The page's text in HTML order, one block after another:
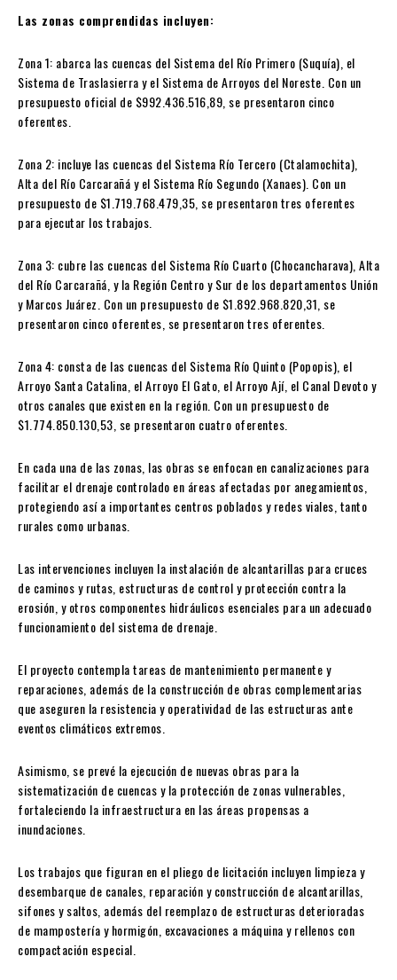
Las zonas comprendidas incluyen:
Zona 1: abarca las cuencas del Sistema del Río Primero (Suquía), el
Sistema de Traslasierra y el Sistema de Arroyos del Noreste. Con un
presupuesto oficial de $992.436.516,89, se presentaron cinco
oferentes.
Zona 2: incluye las cuencas del Sistema Río Tercero (Ctalamochita),
Alta del Río Carcarañá y el Sistema Río Segundo (Xanaes). Con un
presupuesto de $1.719.768.479,35, se presentaron tres oferentes
para ejecutar los trabajos.
Zona 3: cubre las cuencas del Sistema Río Cuarto (Chocancharava), Alta
del Río Carcarañá, y la Región Centro y Sur de los departamentos Unión
y Marcos Juárez. Con un presupuesto de $1.892.968.820,31, se
presentaron cinco oferentes, se presentaron tres oferentes.
Zona 4: consta de las cuencas del Sistema Río Quinto (Popopis), el
Arroyo Santa Catalina, el Arroyo El Gato, el Arroyo Ají, el Canal Devoto y
otros canales que existen en la región. Con un presupuesto de
$1.774.850.130,53, se presentaron cuatro oferentes.
En cada una de las zonas, las obras se enfocan en canalizaciones para
facilitar el drenaje controlado en áreas afectadas por anegamientos,
protegiendo así a importantes centros poblados y redes viales, tanto
rurales como urbanas.
Las intervenciones incluyen la instalación de alcantarillas para cruces
de caminos y rutas, estructuras de control y protección contra la
erosión, y otros componentes hidráulicos esenciales para un adecuado
funcionamiento del sistema de drenaje.
El proyecto contempla tareas de mantenimiento permanente y
reparaciones, además de la construcción de obras complementarias
que aseguren la resistencia y operatividad de las estructuras ante
eventos climáticos extremos.
Asimismo, se prevé la ejecución de nuevas obras para la
sistematización de cuencas y la protección de zonas vulnerables,
fortaleciendo la infraestructura en las áreas propensas a
inundaciones.
Los trabajos que figuran en el pliego de licitación incluyen limpieza y
desembarque de canales, reparación y construcción de alcantarillas,
sifones y saltos, además del reemplazo de estructuras deterioradas
de mampostería y hormigón, excavaciones a máquina y rellenos con
compactación especial.